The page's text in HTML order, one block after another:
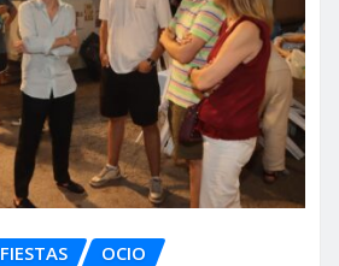
FIESTAS OCIO